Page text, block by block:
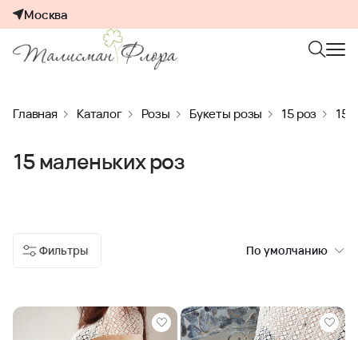
Москва
Главная Каталог Розы Букеты розы 15 роз 15
15 маленьких роз
Фильтры По умолчанию